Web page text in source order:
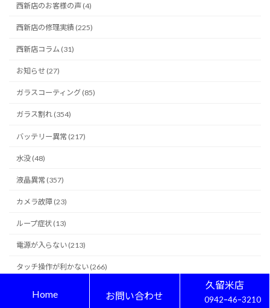
西新店のお客様の声 (4)
西新店の修理実績 (225)
西新店コラム (31)
お知らせ (27)
ガラスコーティング (85)
ガラス割れ (354)
バッテリー異常 (217)
水没 (48)
液晶異常 (357)
カメラ故障 (23)
ループ症状 (13)
電源が入らない (213)
タッチ操作が利かない (266)
Home お問い合わせ
久留米店
0942ｰ46ｰ3210